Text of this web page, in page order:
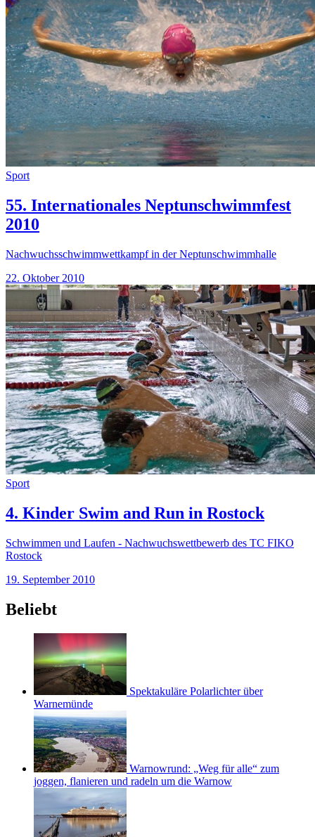
Sport
55. Internationales Neptunschwimmfest
2010
Nachwuchsschwimmwettkampf in der Neptunschwimmhalle
22. Oktober 2010
Sport
4. Kinder Swim and Run in Rostock
Schwimmen und Laufen - Nachwuchswettbewerb des TC FIKO
Rostock
19. September 2010
Beliebt
Spektakuläre Polarlichter über
Warnemünde
Warnowrund: „Weg für alle“ zum
joggen, flanieren und radeln um die Warnow